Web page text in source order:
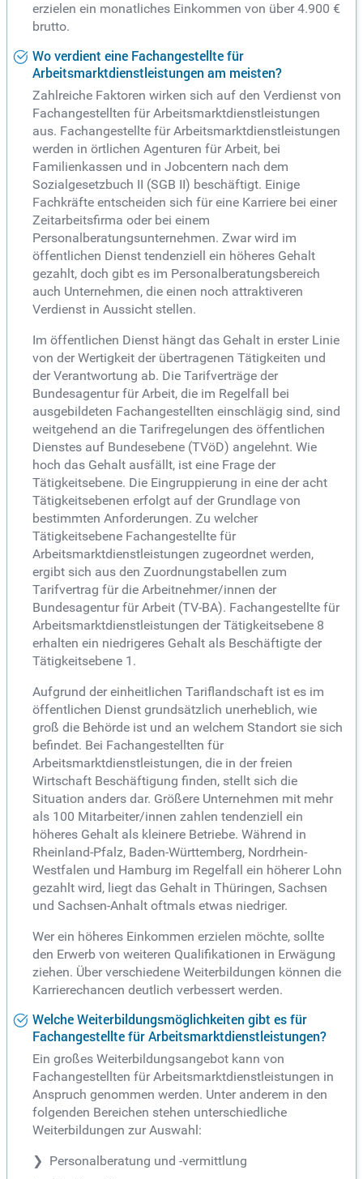
erzielen ein monatliches Einkommen von über 4.900 €
brutto.
Wo verdient eine Fachangestellte für
Arbeitsmarktdienstleistungen am meisten?
Zahlreiche Faktoren wirken sich auf den Verdienst von
Fachangestellten für Arbeitsmarktdienstleistungen
aus. Fachangestellte für Arbeitsmarktdienstleistungen
werden in örtlichen Agenturen für Arbeit, bei
Familienkassen und in Jobcentern nach dem
Sozialgesetzbuch II (SGB II) beschäftigt. Einige
Fachkräfte entscheiden sich für eine Karriere bei einer
Zeitarbeitsfirma oder bei einem
Personalberatungsunternehmen. Zwar wird im
öffentlichen Dienst tendenziell ein höheres Gehalt
gezahlt, doch gibt es im Personalberatungsbereich
auch Unternehmen, die einen noch attraktiveren
Verdienst in Aussicht stellen.
Im öffentlichen Dienst hängt das Gehalt in erster Linie
von der Wertigkeit der übertragenen Tätigkeiten und
der Verantwortung ab. Die Tarifverträge der
Bundesagentur für Arbeit, die im Regelfall bei
ausgebildeten Fachangestellten einschlägig sind, sind
weitgehend an die Tarifregelungen des öffentlichen
Dienstes auf Bundesebene (TVöD) angelehnt. Wie
hoch das Gehalt ausfällt, ist eine Frage der
Tätigkeitsebene. Die Eingruppierung in eine der acht
Tätigkeitsebenen erfolgt auf der Grundlage von
bestimmten Anforderungen. Zu welcher
Tätigkeitsebene Fachangestellte für
Arbeitsmarktdienstleistungen zugeordnet werden,
ergibt sich aus den Zuordnungstabellen zum
Tarifvertrag für die Arbeitnehmer/innen der
Bundesagentur für Arbeit (TV-BA). Fachangestellte für
Arbeitsmarktdienstleistungen der Tätigkeitsebene 8
erhalten ein niedrigeres Gehalt als Beschäftigte der
Tätigkeitsebene 1.
Aufgrund der einheitlichen Tariflandschaft ist es im
öffentlichen Dienst grundsätzlich unerheblich, wie
groß die Behörde ist und an welchem Standort sie sich
befindet. Bei Fachangestellten für
Arbeitsmarktdienstleistungen, die in der freien
Wirtschaft Beschäftigung finden, stellt sich die
Situation anders dar. Größere Unternehmen mit mehr
als 100 Mitarbeiter/innen zahlen tendenziell ein
höheres Gehalt als kleinere Betriebe. Während in
Rheinland-Pfalz, Baden-Württemberg, Nordrhein-
Westfalen und Hamburg im Regelfall ein höherer Lohn
gezahlt wird, liegt das Gehalt in Thüringen, Sachsen
und Sachsen-Anhalt oftmals etwas niedriger.
Wer ein höheres Einkommen erzielen möchte, sollte
den Erwerb von weiteren Qualifikationen in Erwägung
ziehen. Über verschiedene Weiterbildungen können die
Karrierechancen deutlich verbessert werden.
Welche Weiterbildungsmöglichkeiten gibt es für
Fachangestellte für Arbeitsmarktdienstleistungen?
Ein großes Weiterbildungsangebot kann von
Fachangestellten für Arbeitsmarktdienstleistungen in
Anspruch genommen werden. Unter anderem in den
folgenden Bereichen stehen unterschiedliche
Weiterbildungen zur Auswahl:
Personalberatung und -vermittlung